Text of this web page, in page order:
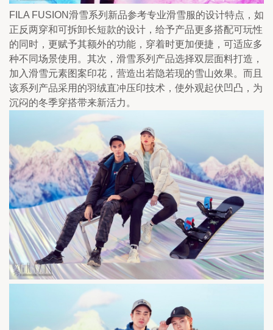
FILA FUSION滑雪系列新品参考专业滑雪服的设计特点，如
正反两穿和可拆卸长短款的设计，给予产品更多搭配可玩性
的同时，更赋予其额外的功能，穿着时更加便捷，可适应多
种不同场景使用。其次，滑雪系列产品选择双层面料打造，
加入滑雪元素图案印花，营造出若隐若现的雪山效果。而且
该系列产品采用的羽绒直冲压印技术，使外观起伏凹凸，为
沉闷的冬季穿搭带来新活力。